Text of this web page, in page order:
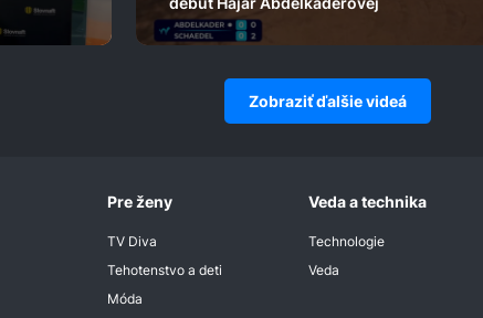
Zobraziť ďalšie videá
Pre ženy
TV Diva
Tehotenstvo a deti
Móda
Veda a technika
Technologie
Veda